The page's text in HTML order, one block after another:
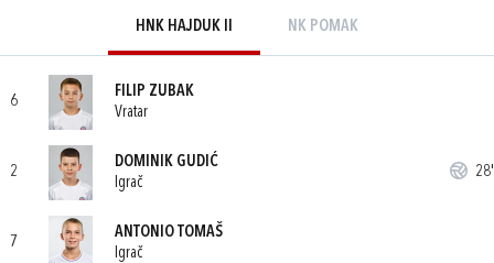
HNK HAJDUK II NK POMAK
6
FILIP ZUBAK
Vratar
2
DOMINIK GUDIĆ
Igrač
28'
7
ANTONIO TOMAŠ
Igrač